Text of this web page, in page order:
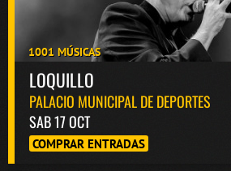
1001 MÚSICAS
LOQUILLO
PALACIO MUNICIPAL DE DEPORTES
SAB 17 OCT
COMPRAR ENTRADAS